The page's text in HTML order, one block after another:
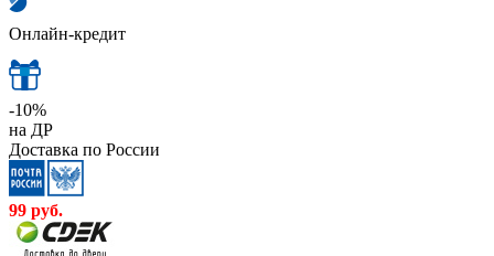
Онлайн-кредит
-10%
на ДР
Доставка по России
99 руб.